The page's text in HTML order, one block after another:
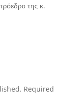
της κ.
Required